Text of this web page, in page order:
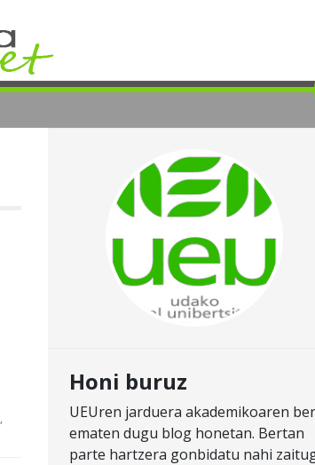
,
Honi buruz
UEUren jarduera akademikoaren
ematen dugu blog honetan. Bertan
parte hartzera gonbidatu nahi